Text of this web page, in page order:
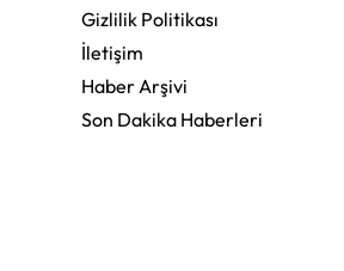
Gizlilik Politikası
İletişim
Haber Arşivi
Son Dakika Haberleri